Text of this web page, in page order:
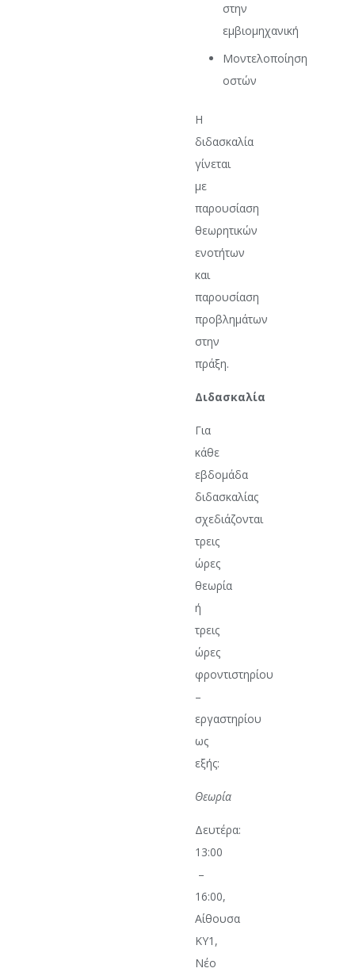
στην
εμβιομηχανική
Μοντελοποίηση
οστών
Η
διδασκαλία
γίνεται
με
παρουσίαση
θεωρητικών
ενοτήτων
και
παρουσίαση
προβλημάτων
στην
πράξη.
Διδασκαλία
Για
κάθε
εβδομάδα
διδασκαλίας
σχεδιάζονται
τρεις
ώρες
θεωρία
ή
τρεις
ώρες
φροντιστηρίου
–
εργαστηρίου
ως
εξής:
Θεωρία
Δευτέρα:
13:00
–
16:00,
Αίθουσα
ΚΥ1,
Νέο